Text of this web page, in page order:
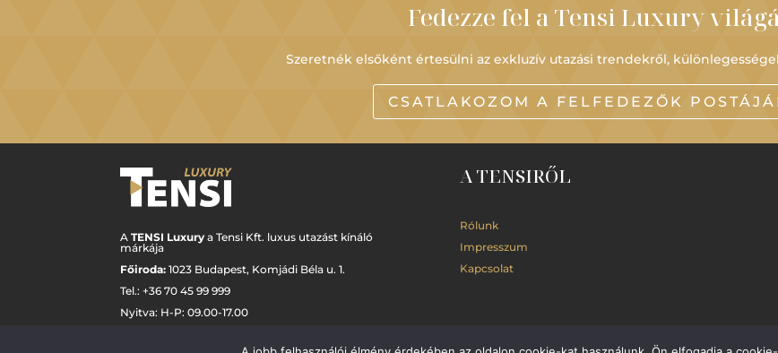
Fedezze fel a Tensi Luxury
Szeretnék elsőként értesülni az exkluzív utazási trendekről,
CSATLAKOZOM A FELFEDEZŐK
ATENSI Luxury a Tensi Kft. luxus utazást kínáló
márkája
Főiroda:1023 Budapest, Komjádi Béla u. 1.
Tel.: +36 70 45 99 999
Nyitva: H-P: 09.00-17.00
A TENSIRŐL
Rólunk
Impresszum
Kapcsolat